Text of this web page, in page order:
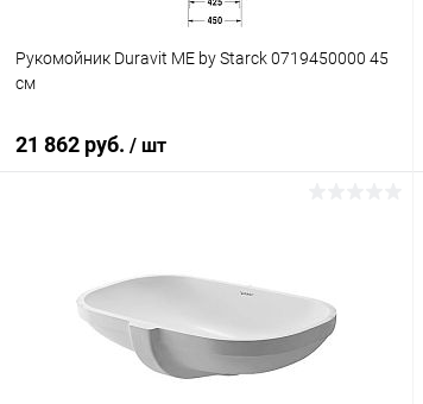
Рукомойник Duravit ME by Starck 0719450000 45
см
21 862 руб. / шт
Купить в 1 клик Сравнение
В избранное Под заказ